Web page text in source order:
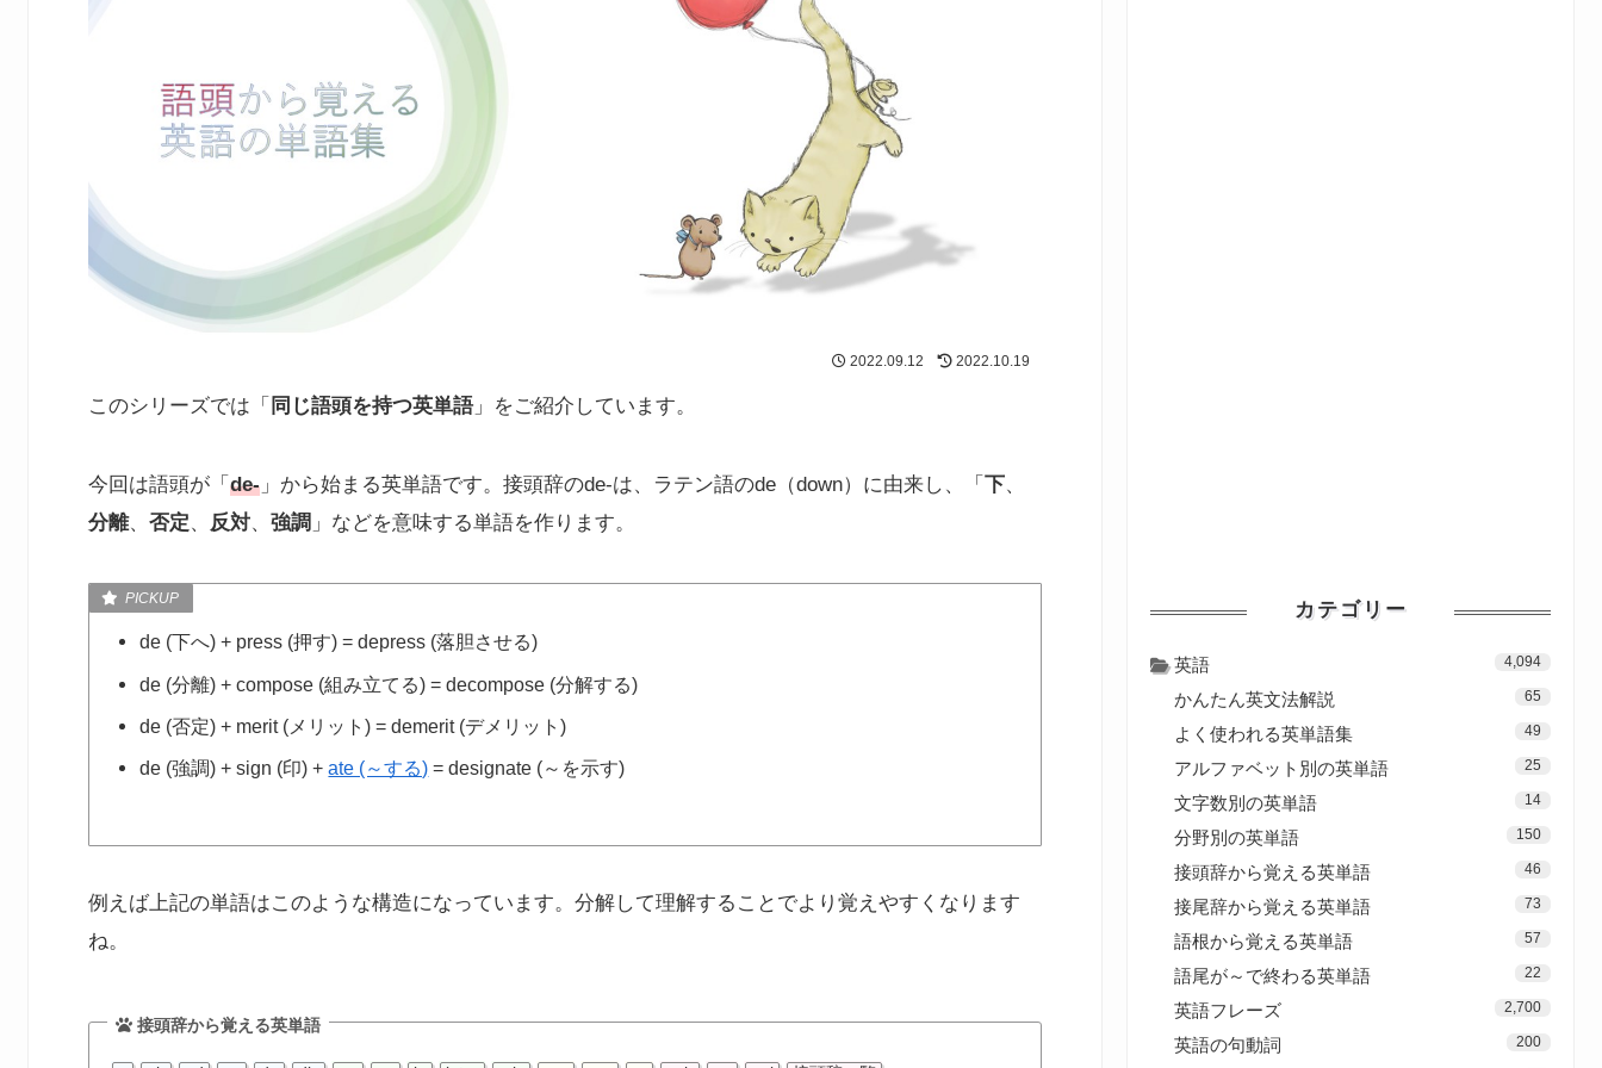
2022.09.12 2022.10.19
このシリーズでは「 同じ語頭を持つ英単語」をご紹介しています。
今回は語頭が「 de- 」から始まる英単語です。接頭辞のde-は、ラテン語のde（down）に由来し、「 下、
分離、 否定、 反対、 強調 」などを意味する単語を作ります。
de (下へ) + press (押す) = depress (落胆させる)
de (分離) + compose (組み立てる) = decompose (分解する)
de (否定) + merit (メリット) = demerit (デメリット)
de (強調) + sign (印) +ate (～する) = designate (～を示す)
例えば上記の単語はこのような構造になっています。分解して理解することでより覚えやすくなります
ね。
接頭辞から覚える英単語
カテゴリー
英語 4,094
かんたん英文法解説 65
よく使われる英単語集 49
アルファベット別の英単語 25
文字数別の英単語 14
分野別の英単語 150
接頭辞から覚える英単語 46
接尾辞から覚える英単語 73
語根から覚える英単語 57
語尾が～で終わる英単語 22
英語フレーズ 2,700
英語の句動詞 200